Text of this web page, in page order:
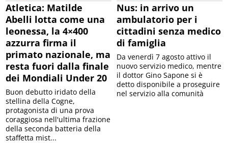
Atletica: Matilde
Abelli lotta come una
leonessa, la 4×400
azzurra firma il
primato nazionale, ma
resta fuori dalla finale
dei Mondiali Under 20
Buon debutto iridato della
stellina della Cogne,
protagonista di una prova
coraggiosa nell'ultima frazione
della seconda batteria della
staffetta mist...
Nus: in arrivo un
ambulatorio per i
cittadini senza medico
di famiglia
Da venerdì 7 agosto attivo il
nuovo servizio medico, mentre
il dottor Gino Sapone si è
detto disponibile a proseguire
nel servizio alla comunità